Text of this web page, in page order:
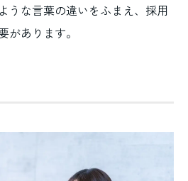
うな言葉の違いをふまえ、採用
があります。